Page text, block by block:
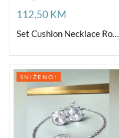
112,50KM
Set Cushion Necklace Rose Opal Ag
SNIŽENO!